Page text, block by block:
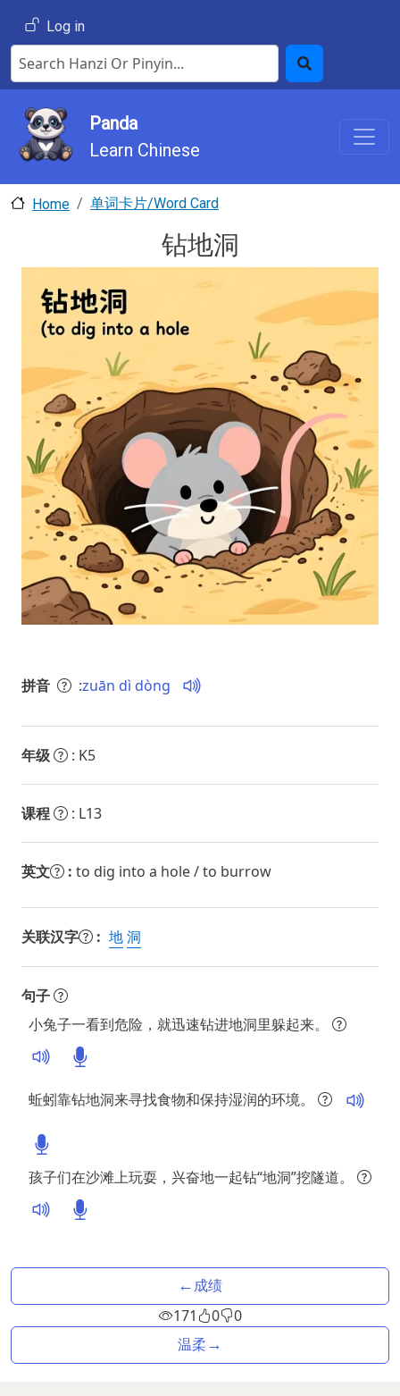
User account menu
Log in
Search Hanzi or Pinyin
Search
Panda
Learn Chinese
Home 单词卡片/Word Card
钻地洞
拼音 :zuān dì dòng
年级 : K5
课程 : L13
英文 : to dig into a hole / to burrow
关联汉字 : 地 洞
句子
小兔子一看到危险，就迅速钻进地洞里躲起来。
蚯蚓靠钻地洞来寻找食物和保持湿润的环境。
孩子们在沙滩上玩耍，兴奋地一起钻“地洞”挖隧道。
← 成绩
171 0 0
温柔 →